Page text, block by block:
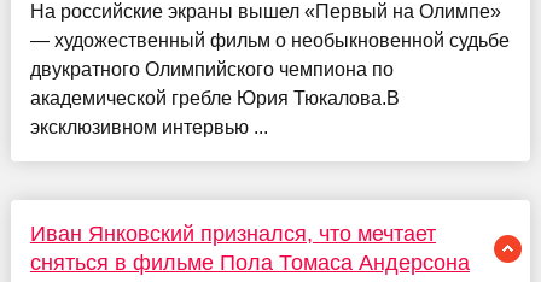
На российские экраны вышел «Первый на Олимпе»
— художественный фильм о необыкновенной судьбе
двукратного Олимпийского чемпиона по
академической гребле Юрия Тюкалова.В
эксклюзивном интервью ...
Иван Янковский признался, что мечтает
сняться в фильме Пола Томаса Андерсона